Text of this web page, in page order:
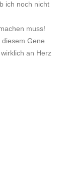
ich noch nicht
muss!
Gene
an Herz